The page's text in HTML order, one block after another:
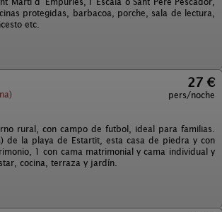
protegidas, barbacoa, porche, sala de lectura,
etc.
27 €
pers/noche
rural, con campo de futbol, ideal para familias.
de la playa de Estartit, esta casa de piedra y con
1 con cama matrimonial y cama individual y
cocina, terraza y jardín.